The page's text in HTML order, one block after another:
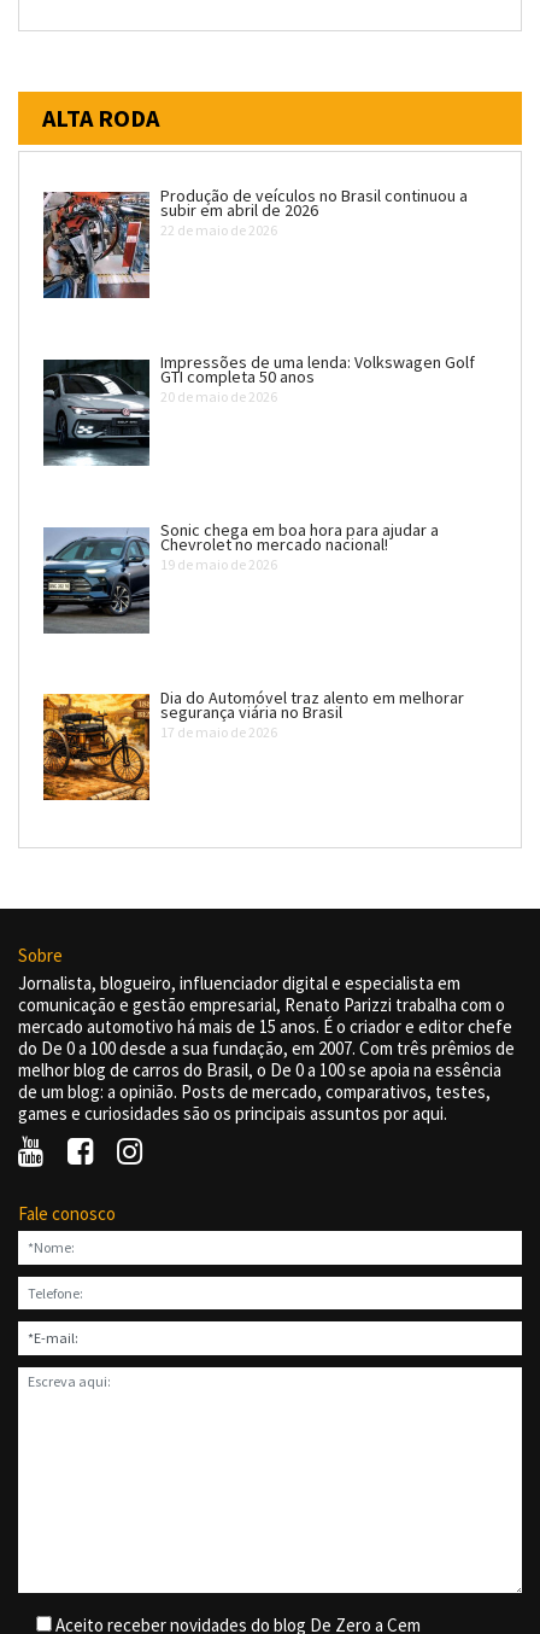
ALTA RODA
Produção de veículos no Brasil continuou a
subir em abril de 2026
22 de maio de 2026
Impressões de uma lenda: Volkswagen Golf
GTI completa 50 anos
20 de maio de 2026
Sonic chega em boa hora para ajudar a
Chevrolet no mercado nacional!
19 de maio de 2026
Dia do Automóvel traz alento em melhorar
segurança viária no Brasil
17 de maio de 2026
Sobre
Jornalista, blogueiro, influenciador digital e especialista em
comunicação e gestão empresarial, Renato Parizzi trabalha com o
mercado automotivo há mais de 15 anos. É o criador e editor chefe
do De 0 a 100 desde a sua fundação, em 2007. Com três prêmios de
melhor blog de carros do Brasil, o De 0 a 100 se apoia na essência
de um blog: a opinião. Posts de mercado, comparativos, testes,
games e curiosidades são os principais assuntos por aqui.
Fale conosco
Aceito receber novidades do blog De Zero a Cem